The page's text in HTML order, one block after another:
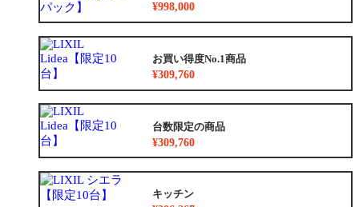
¥998,000
お買い得度No.1商品
¥309,760
台数限定の商品
¥309,760
キッチン